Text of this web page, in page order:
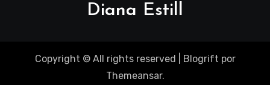
Diana Estill
Copyright © All rights reserved Blogrift por
Themeansar.